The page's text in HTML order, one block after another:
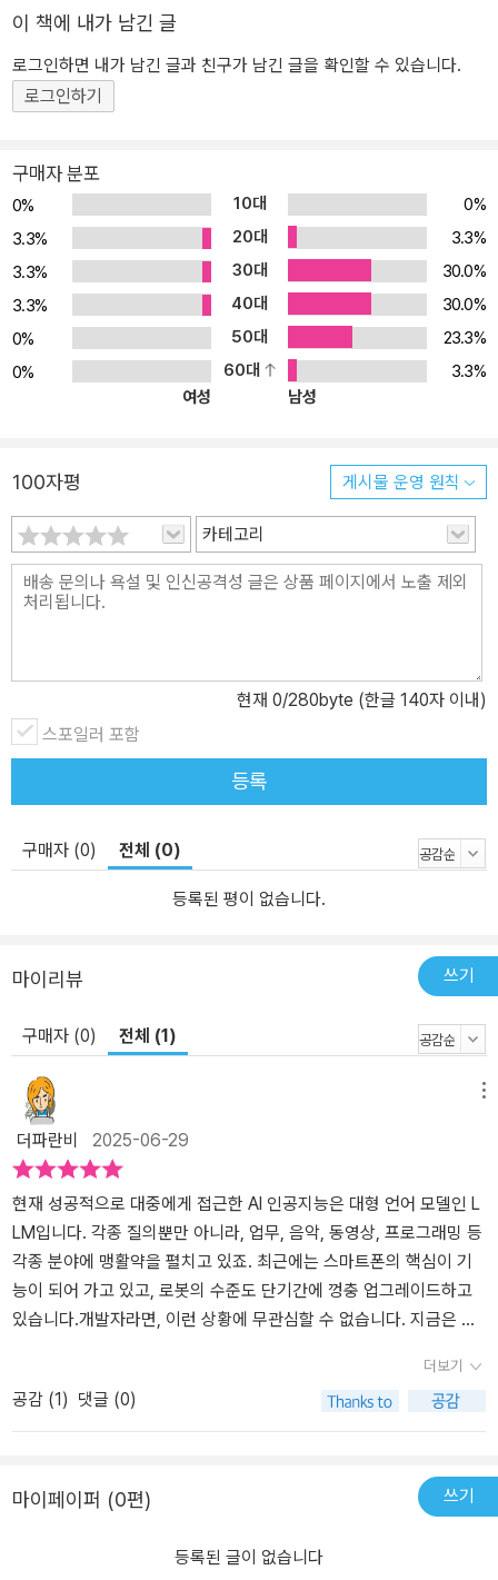
적화: 양자화, 병렬 처리 등 실시간 추론 성능 향상 ● LLM 애플리케
s 실전 적용: 버전 관리·모니터링 등 운영 자동화 전략 나만의 AI를 설
계하고 구현하며 배우는 RAG, 파인튜닝(LoRA·QLoRA), FastAPI, L
춤형'은 아닙니다. 일반적인 문체, 장황한 답변, 일관되지 않은 출력은
우리가 원하는 AI와는 다릅니다. 이 책은 단순한 모델 호출을 넘어, 나
만의 디지털 AI 캐릭터인 'LLM Twin'을 직접 구현하며 실전 LLM 시
스템을 개발하는 전 과정을 안내합니다. 웹 스크래핑으로 시작해 RA
G 파이프라인 설계, LoRA·QLoRA를 활용한 파인튜닝, 추론 최적화,
클라우드 기반의 LLMOps까지, 이 책은 엔드투엔드 LLM 애플리케
이션 개발을 위한 실습형 프로젝트 로드맵을 제공합니다. 이 과정에
서 독자는 실제 제품 수준의 시스템을 완성하는 데 필요한 데이터 설
계, 인프라 구성, 배포 전략까지 모두 경험하게 됩니다. 미디엄, 서브
STful API로 마이크로서비스 구축까지 직접 구현해볼 수 있습니다.
로 적용할 수 있는 형태로 풀어낸 이 책은 단순히 AI를 '활용'하는 것
을 넘어 이제는 AI를 '직접 만드는' 시대에 맞춘 실전 가이드입니다.
자신만의 LLM 시스템을 완성하고자 하는 개발자, AI 엔지니어, 기술
이 책에 내가 남긴 글
로그인하면 내가 남긴 글과 친구가 남긴 글을 확인할 수 있습니다.
로그인하기
구매자 분포
0% 10대
0%
3.3%
20대
3.3%
3.3%
30대
30.0%
3.3%
40대
30.0%
0%
50대
23.3%
0%
60대
3.3%
여성
남성
100자평 게시물 운영 원칙
카테고리
현재 0/280byte (한글 140자 이내)
스포일러 포함
등록
구매자 (0) 전체 (0)
등록된 평이 없습니다.
마이리뷰 쓰기
구매자 (0) 전체 (1)
더파란비 2025-06-29
현재 성공적으로 대중에게 접근한 AI 인공지능은 대형 언어 모델인 L
LM입니다. 각종 질의뿐만 아니라, 업무, 음악, 동영상, 프로그래밍 등
각종 분야에 맹활약을 펼치고 있죠. 최근에는 스마트폰의 핵심이 기
능이 되어 가고 있고, 로봇의 수준도 단기간에 껑충 업그레이드하고
있습니다.개발자라면, 이런 상황에 무관심할 수 없습니다. 지금은 아
역시 그래서, 인공지능 관련 책이라면, 틈틈이 찾아보고 있습니다. 전
에는 주로 이론 쪽을 많이 봤고, 요즘은 LLM 활용, 인공지능 실무 쪽
을 중심으로 보고 있죠.그런데 확실히 AI 활용 쪽은 이론과는 많은 차
다 보니, AI 이론보다는 응용이나 활용이 좀 더 쉽게 느껴집니다. 물론
이것은 어디까지나 극히 제한된 조건에서 샘플 정도의 코드로 테스트
하다 보니, 그렇게 느껴지는 거겠죠.사실 다들 아시는 거처럼, 실무 개
더보기
공감 (1 ) 댓글 (0)
마이페이퍼 (0편) 쓰기
등록된 글이 없습니다